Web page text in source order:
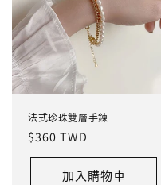
法式珍珠雙層手鍊
定
價
$360 TWD
加入購物車